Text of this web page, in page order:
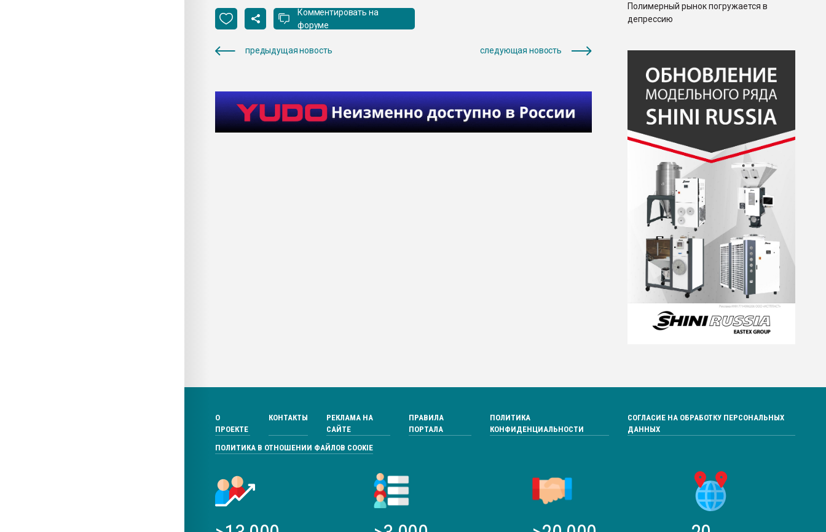
Комментировать на
форуме
предыдущая новость следующая новость
Полимерный рынок погружается в
депрессию
О
ПРОЕКТЕ
КОНТАКТЫ
РЕКЛАМА НА
САЙТЕ
ПРАВИЛА
ПОРТАЛА
ПОЛИТИКА
КОНФИДЕНЦИАЛЬНОСТИ
СОГЛАСИЕ НА ОБРАБОТКУ ПЕРСОНАЛЬНЫХ
ДАННЫХ
ПОЛИТИКА В ОТНОШЕНИИ ФАЙЛОВ COOKIE